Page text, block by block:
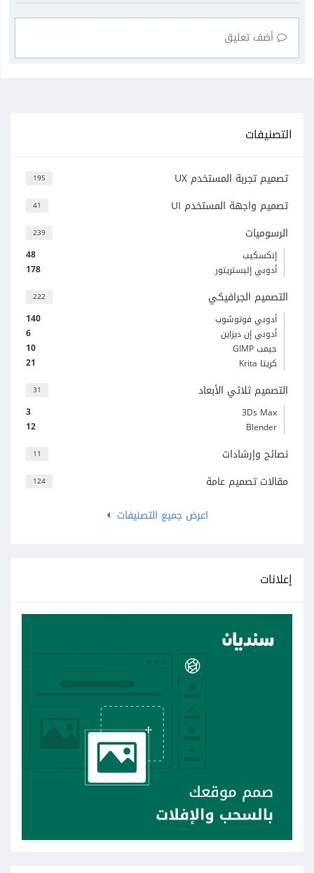
أضف تعليق
التصنيفات
195 تصميم تجربة المستخدم UX
41 تصميم واجهة المستخدم UI
239 الرسوميات
48
إنكسكيب
178
أدوبي إليستريتور
222 التصميم الجرافيكي
140
أدوبي فوتوشوب
6
أدوبي إن ديزاين
10
جيمب GIMP
21
كريتا Krita
31 التصميم ثلاثي الأبعاد
3
3Ds Max
12
Blender
11 نصائح وإرشادات
124
مقالات تصميم عامة
اعرض جميع التصنيفات
إعلانات